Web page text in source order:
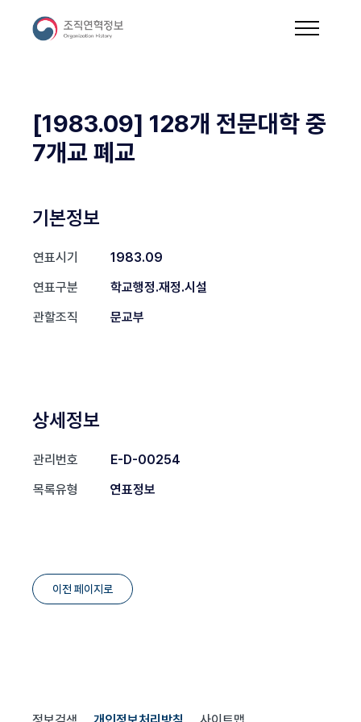
[1983.09] 128개 전문대학 중
7개교 폐교
기본정보
연표시기
1983.09
연표구분
학교행정.재정.시설
관할조직
문교부
상세정보
관리번호
E-D-00254
목록유형
연표정보
이전 페이지로